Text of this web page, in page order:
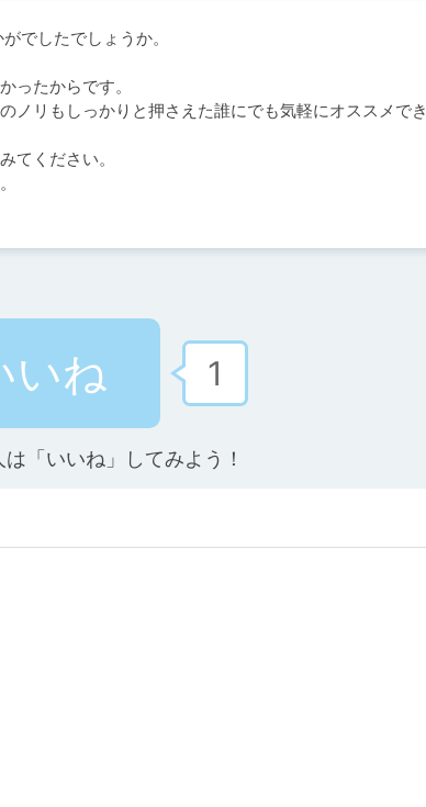
でしたでしょうか。
ったからです。
ノリもしっかりと押さえた誰にでも気軽にオススメで
てください。
いね 1
「いいね」してみよう！